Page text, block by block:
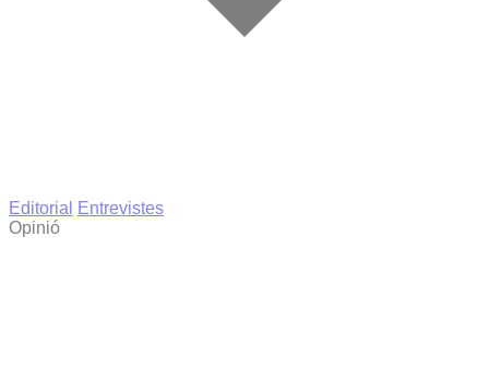
Editorial
Entrevistes
Opinió